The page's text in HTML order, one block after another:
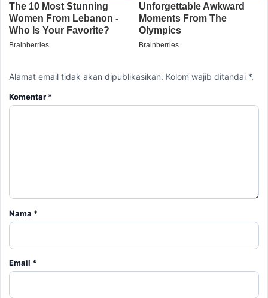
Alamat email tidak akan dipublikasikan. Kolom wajib ditandai *.
Komentar *
Nama *
Email *